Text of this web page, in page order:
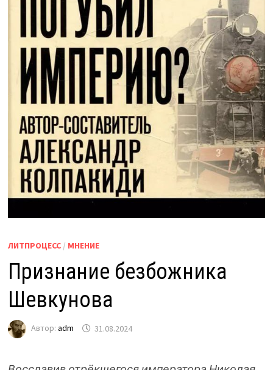
ЛИТПРОЦЕСС/ МНЕНИЕ
Признание безбожника
Шевкунова
Автор: adm 31.08.2024